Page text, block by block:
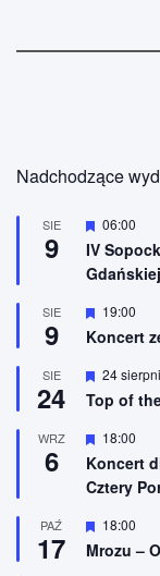
Nadchodzące
SIE
9
W
y
r
ó
n
o
e
06:00
IV
Gdańskiej
SIE
9
W
r
ż
n
o
n
e
19:00
Koncert
SIE
24
W
r
ż
n
o
e
24
Top of
WRZ
6
W
r
ó
n
o
18:00
Koncert
Cztery
PAŹ
17
W
r
18:00
Mrozu –